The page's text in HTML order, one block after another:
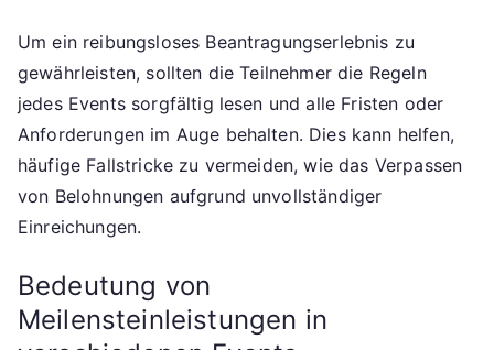
Um ein reibungsloses Beantragungserlebnis zu
gewährleisten, sollten die Teilnehmer die Regeln
jedes Events sorgfältig lesen und alle Fristen oder
Anforderungen im Auge behalten. Dies kann helfen,
häufige Fallstricke zu vermeiden, wie das Verpassen
von Belohnungen aufgrund unvollständiger
Einreichungen.
Bedeutung von
Meilensteinleistungen in